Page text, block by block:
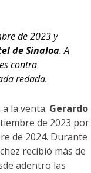
de 2023 y
de Sinaloa. A
contra
redada.
la venta. Gerardo
de 2023 por
de 2024. Durante
recibió más de
adentro las